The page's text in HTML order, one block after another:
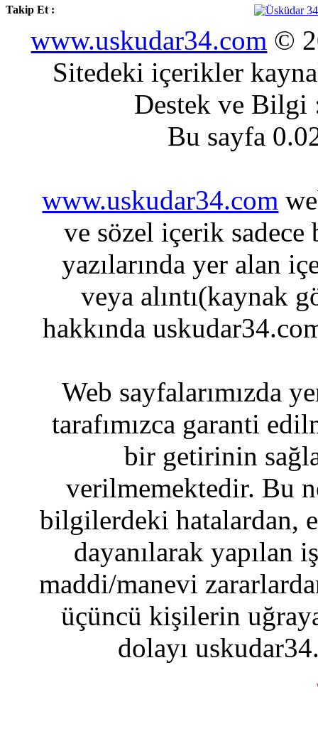
Takip Et :
www.uskudar34.com ©
Sitedeki içerikler
Destek ve
Bu sayfa
www.uskudar34.com
ve sözel içerik sadece
yazılarında yer alan
veya alıntı(kaynak
hakkında
Web sayfalarımızda
tarafımızca garanti
bir getirinin
verilmemektedir. Bu
bilgilerdeki hatalardan,
dayanılarak yapılan
maddi/manevi
üçüncü kişilerin
dolayı